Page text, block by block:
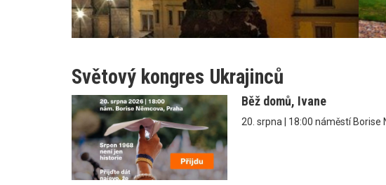
Světový kongres Ukrajinců
Běž domů, Ivane
20. srpna | 18:00 náměstí Borise